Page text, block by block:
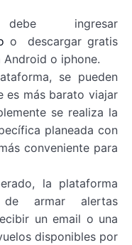
ingresar
o descargar gratis
o iphone.
se pueden
es más barato viajar
se realiza la
planeada con
conveniente para
la plataforma
armar alertas
un email o una
disponibles por